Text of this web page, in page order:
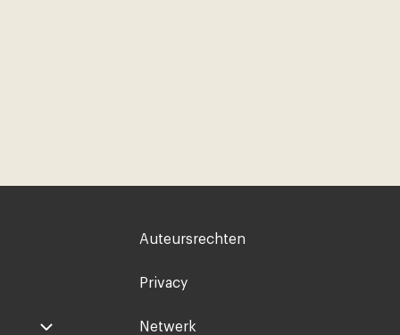
Voet
Auteursrechten
Privacy
Netwerk